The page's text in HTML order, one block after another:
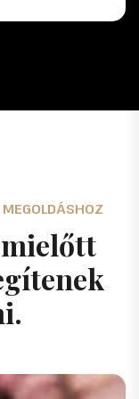
mielőtt
gítenek
i.